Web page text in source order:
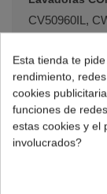
CV50960IL,
CWF06A10IL,
CWF08A10IL,
CWF08B00IL,
CWF10A20,
CWF10K20IL,
CWF12A10,
CWF13B11,
Esta tienda te
rendimiento,
cookies
funciones de
estas cookies y el
involucrados?